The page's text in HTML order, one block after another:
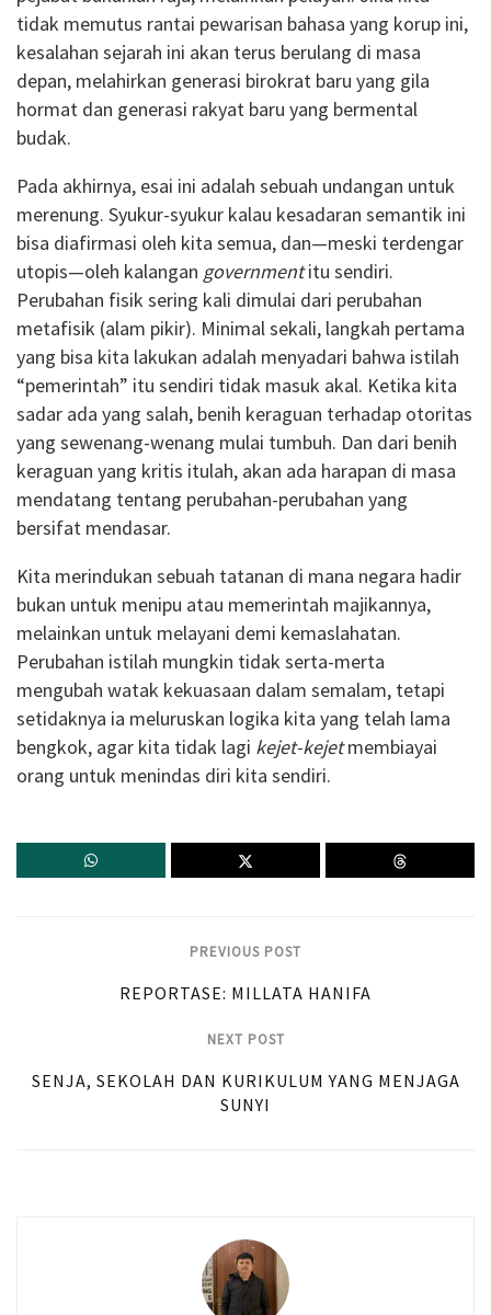
tidak memutus rantai pewarisan bahasa yang korup ini,
kesalahan sejarah ini akan terus berulang di masa
depan, melahirkan generasi birokrat baru yang gila
hormat dan generasi rakyat baru yang bermental
budak.
Pada akhirnya, esai ini adalah sebuah undangan untuk
merenung. Syukur-syukur kalau kesadaran semantik ini
bisa diafirmasi oleh kita semua, dan—meski terdengar
utopis—oleh kalangan governmentitu sendiri.
Perubahan fisik sering kali dimulai dari perubahan
metafisik (alam pikir). Minimal sekali, langkah pertama
yang bisa kita lakukan adalah menyadari bahwa istilah
“pemerintah” itu sendiri tidak masuk akal. Ketika kita
sadar ada yang salah, benih keraguan terhadap otoritas
yang sewenang-wenang mulai tumbuh. Dan dari benih
keraguan yang kritis itulah, akan ada harapan di masa
mendatang tentang perubahan-perubahan yang
bersifat mendasar.
Kita merindukan sebuah tatanan di mana negara hadir
bukan untuk menipu atau memerintah majikannya,
melainkan untuk melayani demi kemaslahatan.
Perubahan istilah mungkin tidak serta-merta
mengubah watak kekuasaan dalam semalam, tetapi
setidaknya ia meluruskan logika kita yang telah lama
bengkok, agar kita tidak lagi kejet-kejetmembiayai
orang untuk menindas diri kita sendiri.
PREVIOUS POST
REPORTASE: MILLATA HANIFA
NEXT POST
SENJA, SEKOLAH DAN KURIKULUM YANG MENJAGA
SUNYI